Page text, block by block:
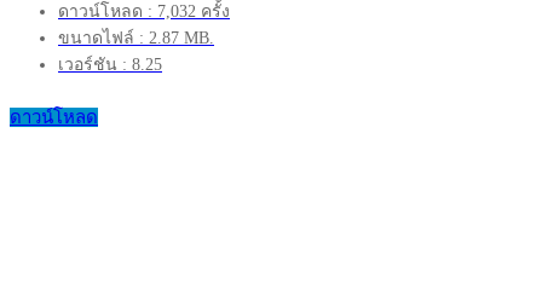
ดาวน์โหลด : 7,032 ครั้ง
ขนาดไฟล์ : 2.87 MB.
เวอร์ชัน : 8.25
ดาวน์โหลด